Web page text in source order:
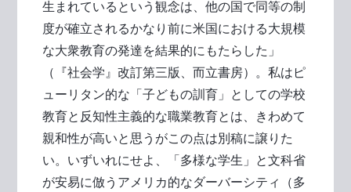
生まれているという観念は、他の国で同等の制
度が確立されるかなり前に米国における大規模
な大衆教育の発達を結果的にもたらした」
（『社会学』改訂第三版、而立書房）。私はピ
ューリタン的な「子どもの訓育」としての学校
教育と反知性主義的な職業教育とは、きわめて
親和性が高いと思うがこの点は別稿に譲りた
い。いずいれにせよ、「多様な学生」と文科省
が安易に倣うアメリカ的なダーバーシティ（多